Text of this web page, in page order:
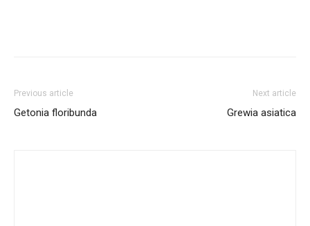
Previous article
Getonia floribunda
Next article
Grewia asiatica